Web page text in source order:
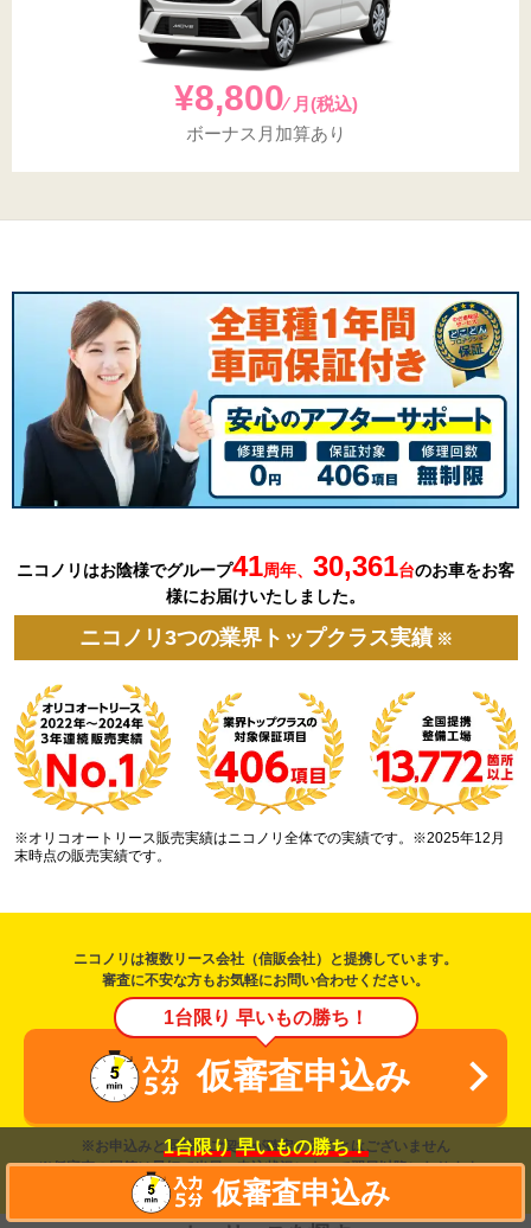
¥8,800⁄ 月(税込)
ボーナス月加算あり
ニコノリはお陰様でグループ41周年、 30,361台のお車をお客
様にお届けいたしました。
ニコノリ3つの業界トップクラス実績 ※
※オリコオートリース販売実績はニコノリ全体での実績です。※2025年12月
末時点の販売実績です。
ニコノリは複数リース会社（信販会社）と提携しています。
審査に不安な方もお気軽にお問い合わせください。
1台限り 早いもの勝ち！
仮審査申込み
※お申込みと同時にご契約が確定することはございません
※仮審査の回答は最短で当日、申込状況によって翌日以降になります。
1台限り 早いもの勝ち！
仮審査申込み